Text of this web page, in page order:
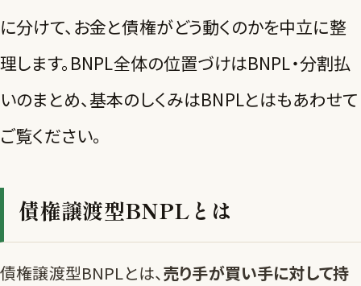
に分けて、お金と債権がどう動くのかを中立に整
理します。BNPL全体の位置づけはBNPL・分割払
いのまとめ、基本のしくみはBNPLとはもあわせて
ご覧ください。
債権譲渡型BNPLとは
債権譲渡型BNPLとは、売り手が買い手に対して持